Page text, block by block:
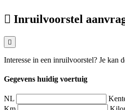
Inruilvoorstel
Interesse in een inruilvoorstel? Je kan
Gegevens huidig voertuig
NL